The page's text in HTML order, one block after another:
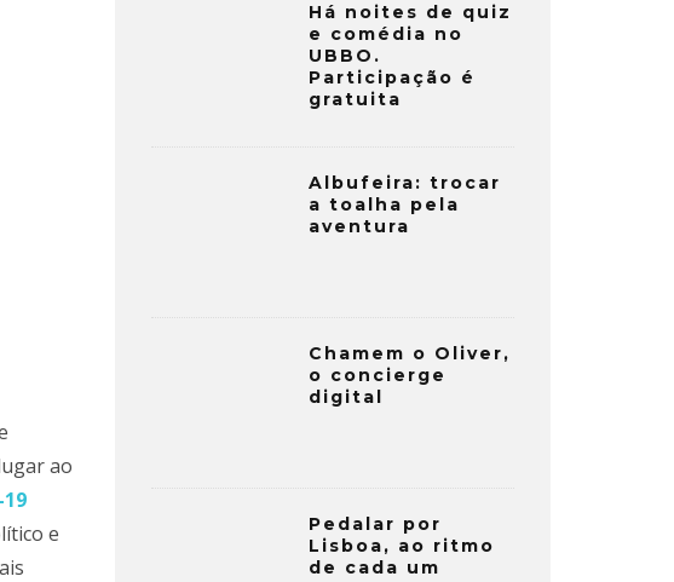
ao
19
e
Há noites de quiz
e comédia no
UBBO.
Participação é
gratuita
Albufeira: trocar
a toalha pela
aventura
Chamem o Oliver,
o concierge
digital
Pedalar por
Lisboa, ao ritmo
de cada um